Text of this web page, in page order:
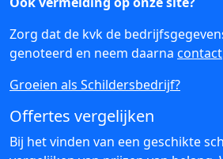
Zorg dat de kvk de
genoteerd en neem daarna contact
Groeien als Schildersbedrijf?
Offertes vergelijken
Bij het vinden van een geschikte